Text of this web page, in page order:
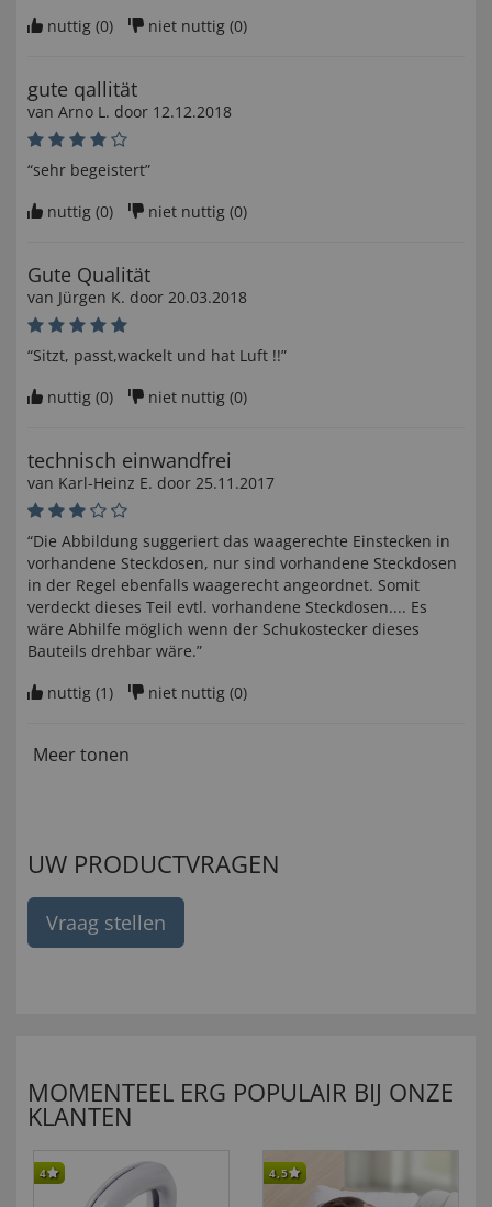
nuttig (0) niet nuttig (0)
gute qallität
van Arno L. door 12.12.2018
“sehr begeistert”
nuttig (0) niet nuttig (0)
Gute Qualität
van Jürgen K. door 20.03.2018
“Sitzt, passt,wackelt und hat Luft !!”
nuttig (0) niet nuttig (0)
technisch einwandfrei
van Karl-Heinz E. door 25.11.2017
“Die Abbildung suggeriert das waagerechte Einstecken in
vorhandene Steckdosen, nur sind vorhandene Steckdosen
in der Regel ebenfalls waagerecht angeordnet. Somit
verdeckt dieses Teil evtl. vorhandene Steckdosen.... Es
wäre Abhilfe möglich wenn der Schukostecker dieses
Bauteils drehbar wäre.”
nuttig (1) niet nuttig (0)
Meer tonen
UW PRODUCTVRAGEN
Vraag stellen
MOMENTEEL ERG POPULAIR BIJ ONZE
KLANTEN
4 4,5